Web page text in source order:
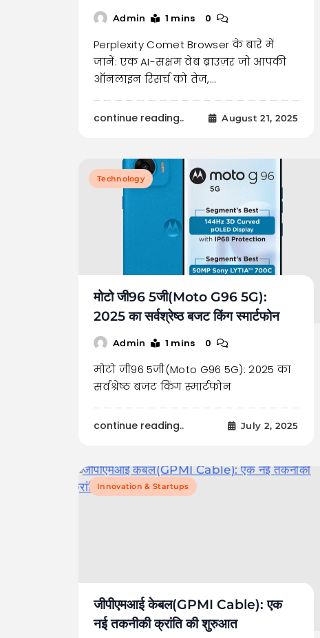
Admin 1 mins 0
Perplexity Comet Browser के बारे में
जानें: एक AI-सक्षम वेब ब्राउज़र जो आपकी
ऑनलाइन रिसर्च को तेज,…
continue reading.. August 21, 2025
Technology
मोटो जी96 5जी(Moto G96 5G):
2025 का सर्वश्रेष्ठ बजट किंग स्मार्टफोन
Admin 1 mins 0
मोटो जी96 5जी(Moto G96 5G): 2025 का
सर्वश्रेष्ठ बजट किंग स्मार्टफोन
continue reading.. July 2, 2025
Innovation & Startups
जीपीएमआई केबल(GPMI Cable): एक
नई तकनीकी क्रांति की शुरुआत